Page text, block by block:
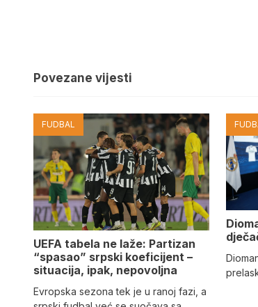
Povezane vijesti
FUDBAL
UEFA tabela ne laže: Partizan
“spasao” srpski koeficijent –
situacija, ipak, nepovoljna
Evropska sezona tek je u ranoj fazi, a